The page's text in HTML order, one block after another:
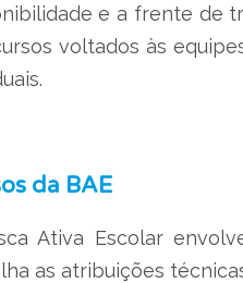
e a frente de
voltados às
da BAE
Ativa Escolar
as atribuições